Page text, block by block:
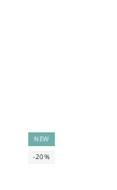
NEW
-20%